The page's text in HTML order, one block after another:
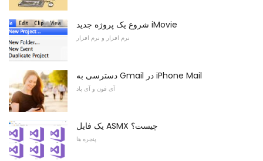
شروع یک پروژه جدید iMovie
نرم افزار و نرم افزار
دسترسی به Gmail در iPhone Mail
آی فون و آی پاد
یک فایل ASMX چیست؟
پنجره ها